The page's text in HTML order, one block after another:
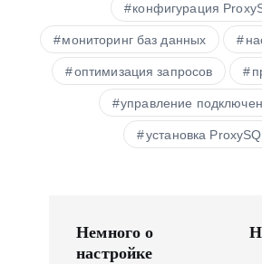
конфигурация
мониторинг баз данных
оптимизация запросов
управление
установка
Немного о
настройке